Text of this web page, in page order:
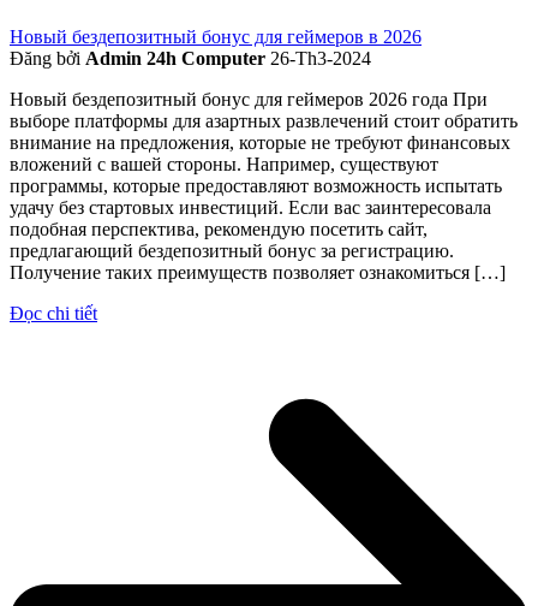
Новый бездепозитный бонус для геймеров в 2026
Đăng bởi Admin 24h Computer 26-Th3-2024
Новый бездепозитный бонус для геймеров 2026 года При
выборе платформы для азартных развлечений стоит обратить
внимание на предложения, которые не требуют финансовых
вложений с вашей стороны. Например, существуют
программы, которые предоставляют возможность испытать
удачу без стартовых инвестиций. Если вас заинтересовала
подобная перспектива, рекомендую посетить сайт,
предлагающий бездепозитный бонус за регистрацию.
Получение таких преимуществ позволяет ознакомиться […]
Đọc chi tiết